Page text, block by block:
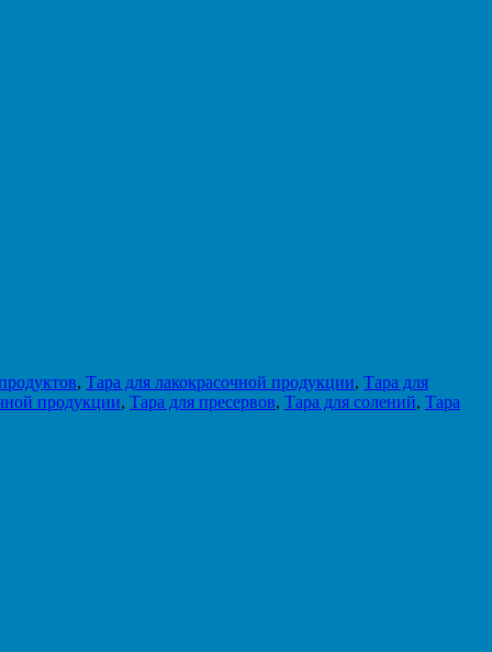
, Тара для лакокрасочной продукции, Тара для
продукции, Тара для пресервов, Тара для солений, Тара